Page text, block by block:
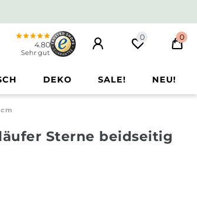
4.80
Sehr gut
0 0
DEKO SALE! NEU!
Sterne beidseitig